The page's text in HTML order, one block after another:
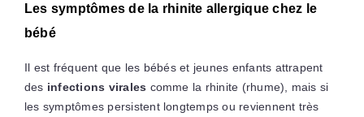
Les symptômes de la rhinite allergique chez le
bébé
Il est fréquent que les bébés et jeunes enfants attrapent
des infections virales comme la rhinite (rhume), mais si
les symptômes persistent longtemps ou reviennent très